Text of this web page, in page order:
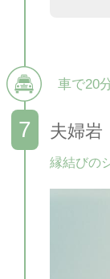
車で20
夫婦岩
縁結びの